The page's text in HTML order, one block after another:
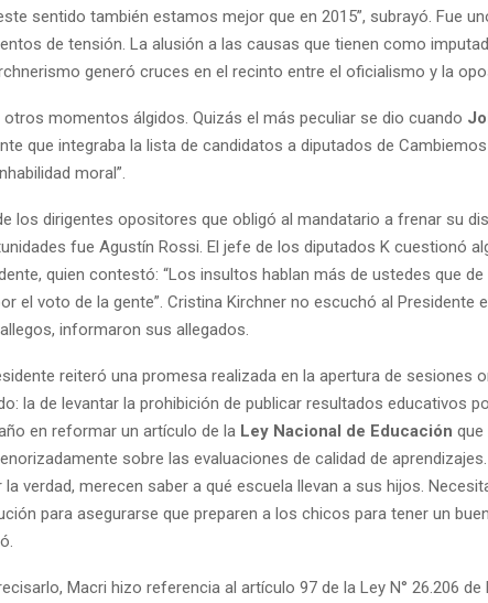
sentido también estamos mejor que en 2015”, subrayó. Fue
de tensión. La alusión a las causas que tienen como
generó cruces en el recinto entre el oficialismo y la
otros momentos álgidos. Quizás el más peculiar se dio cuando
que integraba la lista de candidatos a diputados de
moral”.
los dirigentes opositores que obligó al mandatario a frenar su
fue Agustín Rossi. El jefe de los diputados K cuestionó
quien contestó: “Los insultos hablan más de ustedes que
el voto de la gente”. Cristina Kirchner no escuchó al Presidente
informaron sus allegados.
reiteró una promesa realizada en la apertura de sesiones
la de levantar la prohibición de publicar resultados educativos
en reformar un artículo de la Ley Nacional de Educación
sobre las evaluaciones de calidad de
la verdad, merecen saber a qué escuela llevan a sus hijos.
para asegurarse que preparen a los chicos para tener un
Macri hizo referencia al artículo 97 de la Ley N° 26.206 de